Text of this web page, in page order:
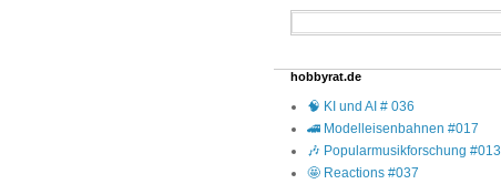
hobbyrat.de
🧠 KI und AI # 036
🚄 Modelleisenbahnen #017
🎶 Popularmusikforschung #013
🤩 Reactions #037